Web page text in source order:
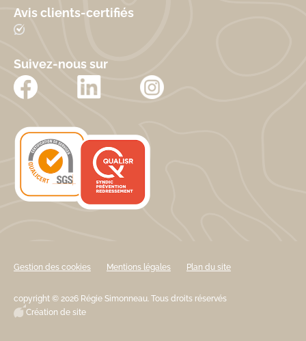
Avis clients-certifiés
Suivez-nous sur
Gestion des cookies Mentions légales Plan du site
copyright © 2026 Régie Simonneau. Tous droits réservés
Création de site